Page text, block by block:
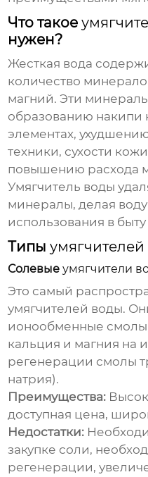
Что такое
нужен?
Жесткая вода
количество
магний. Эти
образованию накипи
элементах,
техники, сухости
повышению расхода
Умягчитель воды
минералы, делая
использования в
Типы
Солевыеумягчители
Это самый
умягчителей воды.
ионообменные
кальция и магния на
регенерации смолы
натрия).
Преимущества:
доступная цена,
Недостатки:
закупке соли,
регенерации,